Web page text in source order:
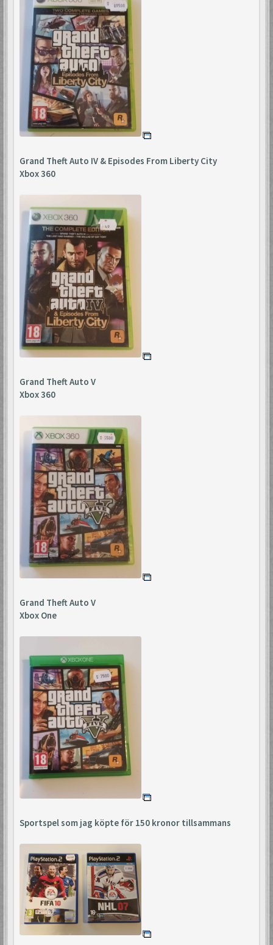
Grand Theft Auto IV & Episodes From Liberty City
Xbox 360
Grand Theft Auto V
Xbox 360
Grand Theft Auto V
Xbox One
Sportspel som jag köpte för 150 kronor tillsammans